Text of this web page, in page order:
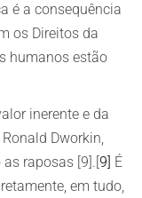
é a consequência
os Direitos da
humanos estão
inerente e da
Dworkin,
raposas [9].[ 9] É
em tudo,